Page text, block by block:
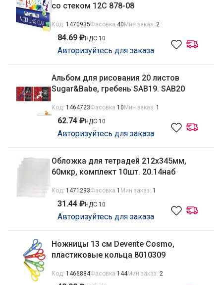
со стеком 12С 878-08
Код: 1470935Фасовка 40 Мин заказ: 2
84.69 ₽НДС 10
Авторизуйтесь для заказа
Альбом для рисования 20 листов
Sugar&Babe, гребень SAB19. SAB20
Код: 1464723Фасовка 10 Мин заказ: 1
62.74 ₽НДС 10
Авторизуйтесь для заказа
Обложка для тетрадей 212х345мм,
60мкр, комплект 10шт. 20.14наб
Код: 1471293Фасовка 1 Мин заказ: 1
31.44 ₽НДС 10
Авторизуйтесь для заказа
Ножницы 13 см Devente Cosmo,
пластиковые кольца 8010309
Код: 1466884Фасовка 144Мин заказ: 2